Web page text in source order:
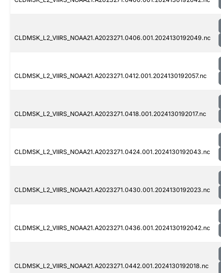
CLDMSK_L2_VIIRS_NOAA21.A2023271.0406.001.2024130192049.nc
CLDMSK_L2_VIIRS_NOAA21.A2023271.0412.001.2024130192057.nc
CLDMSK_L2_VIIRS_NOAA21.A2023271.0418.001.2024130192017.nc
CLDMSK_L2_VIIRS_NOAA21.A2023271.0424.001.2024130192043.nc
CLDMSK_L2_VIIRS_NOAA21.A2023271.0430.001.2024130192023.nc
CLDMSK_L2_VIIRS_NOAA21.A2023271.0436.001.2024130192042.nc
CLDMSK_L2_VIIRS_NOAA21.A2023271.0442.001.2024130192018.nc